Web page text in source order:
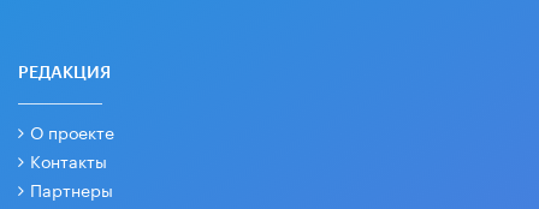
РЕДАКЦИЯ
О проекте
Контакты
Партнеры